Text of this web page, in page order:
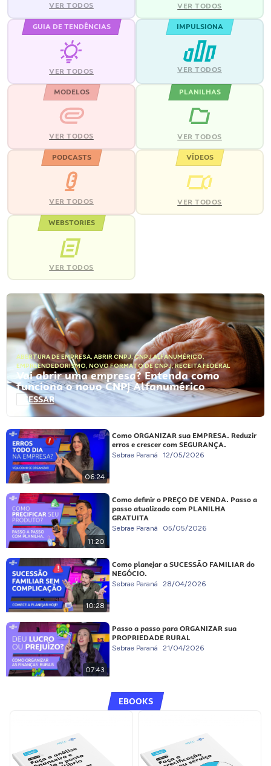
VER TODOS VER TODOS
GUIA DE TENDÊNCIAS
VER TODOS
IMPULSIONA
VER TODOS
MODELOS
VER TODOS
PLANILHAS
VER TODOS
PODCASTS
VER TODOS
VÍDEOS
VER TODOS
WEBSTORIES
VER TODOS
ABERTURA DE EMPRESA, ABRIR CNPJ,CNPJ ALFANUMÉRICO,
EMPREENDEDORISMO, NOVO FORMATO DE CNPJ,RECEITA FEDERAL
Vai abrir uma empresa? Entenda como
funciona o novo CNPJ Alfanumérico
ACESSAR
06:24
Como ORGANIZAR sua EMPRESA. Reduzir
erros e crescer com SEGURANÇA.
Sebrae Paraná 12/05/2026
11:20
Como definir o PREÇO DE VENDA. Passo a
passo atualizado com PLANILHA
GRATUITA
Sebrae Paraná 05/05/2026
10:28
Como planejar a SUCESSÃO FAMILIAR do
NEGÓCIO.
Sebrae Paraná 28/04/2026
07:43
Passo a passo para ORGANIZAR sua
PROPRIEDADE RURAL
Sebrae Paraná 21/04/2026
EBOOKS